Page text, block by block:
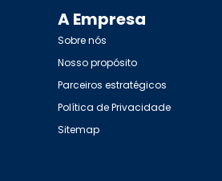
A Empresa
Sobre nós
Nosso propósito
Parceiros estratégicos
Política de Privacidade
Sitemap